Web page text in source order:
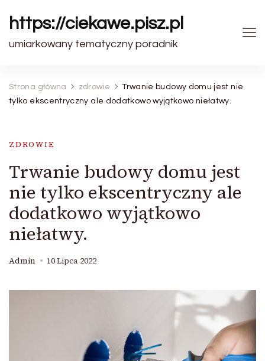
https://ciekawe.pisz.pl
umiarkowany tematyczny poradnik
Strona główna zdrowie
Trwanie budowy domu jest nie
tylko ekscentryczny ale dodatkowo wyjątkowo niełatwy.
ZDROWIE
Trwanie budowy domu jest
nie tylko ekscentryczny ale
dodatkowo wyjątkowo
niełatwy.
Admin 10 Lipca 2022